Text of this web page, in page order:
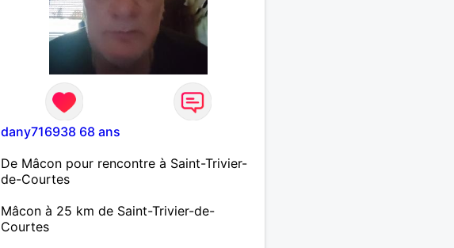
dany716938 68 ans
De Mâcon pour rencontre à Saint-Trivier-
de-Courtes
Mâcon à 25 km de Saint-Trivier-de-
Courtes